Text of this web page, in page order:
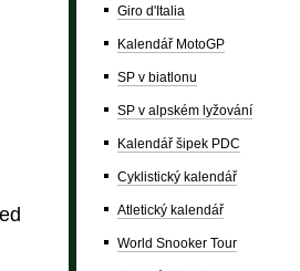
Giro d'Italia
Kalendář MotoGP
SP v biatlonu
SP v alpském lyžování
Kalendář šipek PDC
Cyklistický kalendář
Atletický kalendář
World Snooker Tour